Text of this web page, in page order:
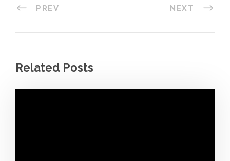
PREV NEXT
Related Posts